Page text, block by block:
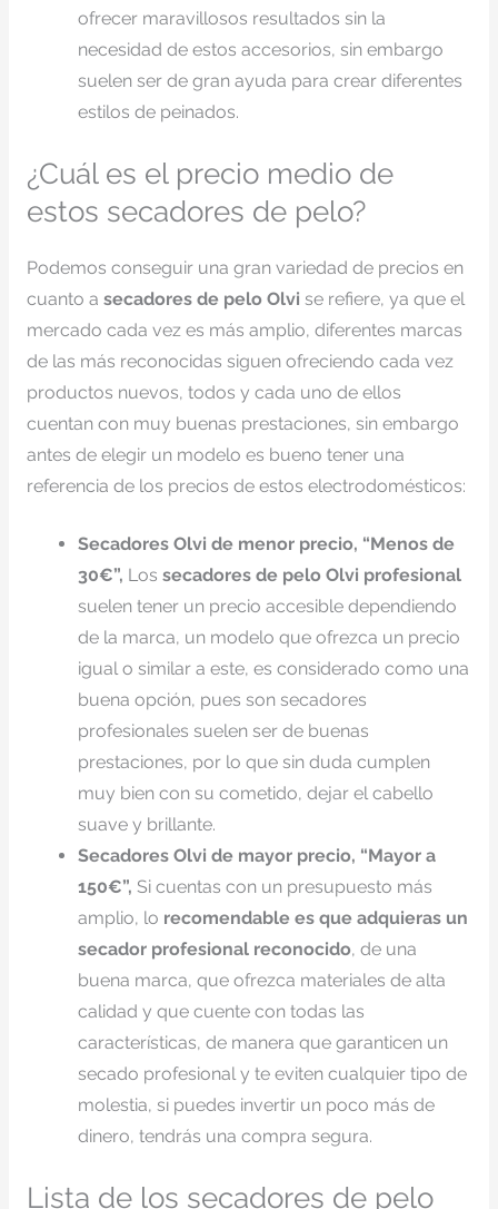
ofrecer maravillosos resultados sin la
necesidad de estos accesorios, sin embargo
suelen ser de gran ayuda para crear diferentes
estilos de peinados.
¿Cuál es el precio medio de
estos secadores de pelo?
Podemos conseguir una gran variedad de precios en
cuanto a secadores de pelo Olvi se refiere, ya que el
mercado cada vez es más amplio, diferentes marcas
de las más reconocidas siguen ofreciendo cada vez
productos nuevos, todos y cada uno de ellos
cuentan con muy buenas prestaciones, sin embargo
antes de elegir un modelo es bueno tener una
referencia de los precios de estos electrodomésticos:
Secadores Olvi de menor precio, “Menos de
30€”, Lossecadores de pelo Olvi profesional
suelen tener un precio accesible dependiendo
de la marca, un modelo que ofrezca un precio
igual o similar a este, es considerado como una
buena opción, pues son secadores
profesionales suelen ser de buenas
prestaciones, por lo que sin duda cumplen
muy bien con su cometido, dejar el cabello
suave y brillante.
Secadores Olvi de mayor precio, “Mayor a
150€”,Si cuentas con un presupuesto más
amplio, lo recomendable es que adquieras un
secador profesional reconocido, de una
buena marca, que ofrezca materiales de alta
calidad y que cuente con todas las
características, de manera que garanticen un
secado profesional y te eviten cualquier tipo de
molestia, si puedes invertir un poco más de
dinero, tendrás una compra segura.
Lista de los secadores de pelo